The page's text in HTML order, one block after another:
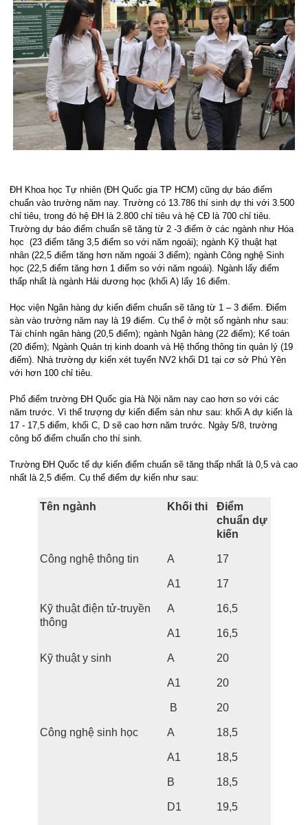
ĐH Khoa học Tự nhiên (ĐH Quốc gia TP HCM) cũng dự báo điểm
chuẩn vào trường năm nay. Trường có 13.786 thí sinh dự thi với 3.500
chỉ tiêu, trong đó hệ ĐH là 2.800 chỉ tiêu và hệ CĐ là 700 chỉ tiêu.
Trường dự báo điểm chuẩn sẽ tăng từ 2 -3 điểm ở các ngành như Hóa
học (23 điểm tăng 3,5 điểm so với năm ngoái); ngành Kỹ thuật hạt
nhân (22,5 điểm tăng hơn năm ngoái 3 điểm); ngành Công nghệ Sinh
học (22,5 điểm tăng hơn 1 điểm so với năm ngoái). Ngành lấy điểm
thấp nhất là ngành Hải dương học (khối A) lấy 16 điểm.
Học viện Ngân hàng dự kiến điểm chuẩn sẽ tăng từ 1 – 3 điểm. Điểm
sàn vào trường năm nay là 19 điểm. Cụ thể ở một số ngành như sau:
Tài chính ngân hàng (20,5 điểm); ngành Ngân hàng (22 điểm); Kế toán
(20 điểm); Ngành Quản trị kinh doanh và Hệ thống thông tin quản lý (19
điểm). Nhà trường dự kiến xét tuyển NV2 khối D1 tại cơ sở Phú Yên
với hơn 100 chỉ tiêu.
Phổ điểm trường ĐH Quốc gia Hà Nội năm nay cao hơn so với các
năm trước. Vì thế trượng dự kiến điểm sàn như sau: khối A dự kiến là
17 - 17,5 điểm, khối C, D sẽ cao hơn năm trước. Ngày 5/8, trường
công bố điểm chuẩn cho thí sinh.
Trường ĐH Quốc tế dự kiến điểm chuẩn sẽ tăng thấp nhất là 0,5 và cao
nhất là 2,5 điểm. Cụ thể điểm dự kiến như sau:
Tên ngành Khối thi
Điểm
chuẩn dự
kiến
Công nghệ thông tin
A
17
A1
17
Kỹ thuật điện tử-truyền
thông
A
16,5
A1
16,5
Kỹ thuật y sinh
A
20
A1
20
B
20
Công nghệ sinh học
A
18,5
A1
18,5
B
18,5
D1
19,5